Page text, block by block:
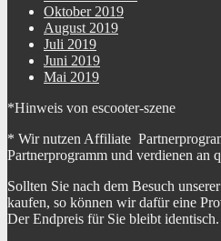
Oktober 2019
August 2019
Juli 2019
Juni 2019
Mai 2019
*Hinweis von escooter-szene
* Wir nutzen Affiliate
Partnerprogramm und verdienen an
Sollten Sie nach dem Besuch
kaufen, so können wir dafür eine
Der Endpreis für Sie bleibt identisch.